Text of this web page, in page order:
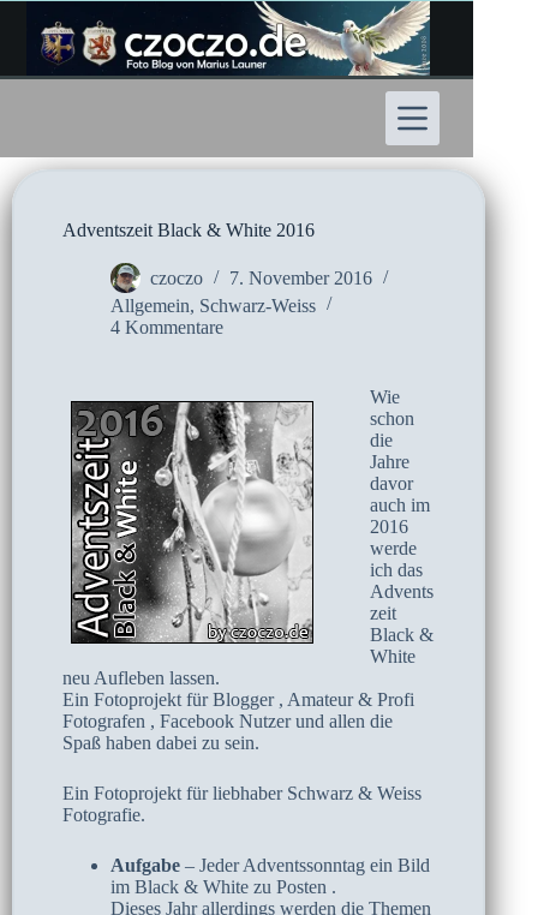
Inhalt
springen
Adventszeit Black & White 2016
czoczo
7. November 2016
Allgemein, Schwarz-Weiss
4 Kommentare
Wie
schon
die
Jahre
davor
auch im
2016
werde
ich das
Advents
zeit
Black &
White
neu Aufleben lassen.
Ein Fotoprojekt für Blogger , Amateur & Profi
Fotografen , Facebook Nutzer und allen die
Spaß haben dabei zu sein.
Ein Fotoprojekt für liebhaber Schwarz & Weiss
Fotografie.
Aufgabe – Jeder Adventssonntag ein Bild
im Black & White zu Posten .
Dieses Jahr allerdings werden die Themen